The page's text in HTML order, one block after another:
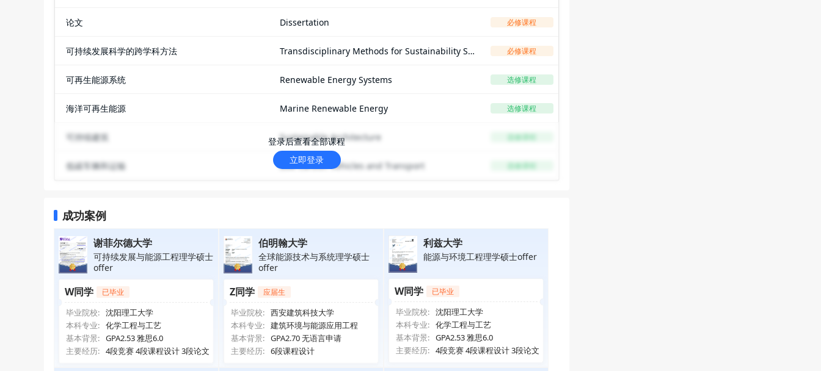
论文 Dissertation 必修课程
可持续发展科学的跨学科方法 Transdisciplinary Methods for Sustainability Sci
ence
必修课程
可再生能源系统 Renewable Energy Systems 选修课程
海洋可再生能源 Marine Renewable Energy 选修课程
可持续建筑 Sustainable Architecture 选修课程
低碳车辆和运输 Low Carbon Vehicles and Transport 选修课程
登录后查看全部课程
立即登录
成功案例
谢菲尔德大学
可持续发展与能源工程理学硕士
offer
W同学 已毕业
毕业院校: 沈阳理工大学
本科专业: 化学工程与工艺
基本背景: GPA2.53 雅思6.0
主要经历: 4段竞赛 4段课程设计 3段论文
伯明翰大学
全球能源技术与系统理学硕士
offer
Z同学 应届生
毕业院校: 西安建筑科技大学
本科专业: 建筑环境与能源应用工程
基本背景: GPA2.70 无语言申请
主要经历: 6段课程设计
利兹大学
能源与环境工程理学硕士offer
W同学 已毕业
毕业院校: 沈阳理工大学
本科专业: 化学工程与工艺
基本背景: GPA2.53 雅思6.0
主要经历: 4段竞赛 4段课程设计 3段论文